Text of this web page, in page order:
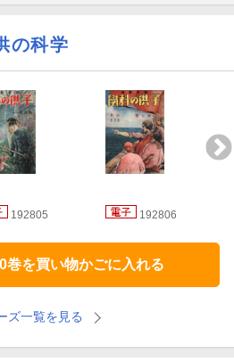
の科学
192805 192806
巻を買い物かごに入れる
ズ一覧を見る